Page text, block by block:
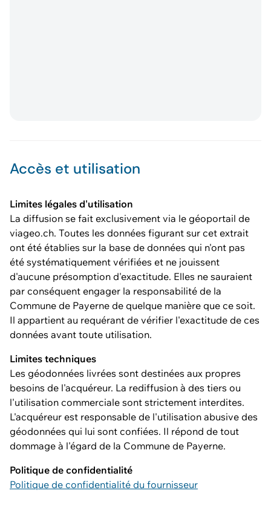
Accès et utilisation
Limites légales d'utilisation
La diffusion se fait exclusivement via le géoportail de
viageo.ch. Toutes les données figurant sur cet extrait
ont été établies sur la base de données qui n'ont pas
été systématiquement vérifiées et ne jouissent
d'aucune présomption d'exactitude. Elles ne sauraient
par conséquent engager la responsabilité de la
Commune de Payerne de quelque manière que ce soit.
Il appartient au requérant de vérifier l'exactitude de ces
données avant toute utilisation.
Limites techniques
Les géodonnées livrées sont destinées aux propres
besoins de l'acquéreur. La rediffusion à des tiers ou
l'utilisation commerciale sont strictement interdites.
L'acquéreur est responsable de l'utilisation abusive des
géodonnées qui lui sont confiées. Il répond de tout
dommage à l'égard de la Commune de Payerne.
Politique de confidentialité
Politique de confidentialité du fournisseur